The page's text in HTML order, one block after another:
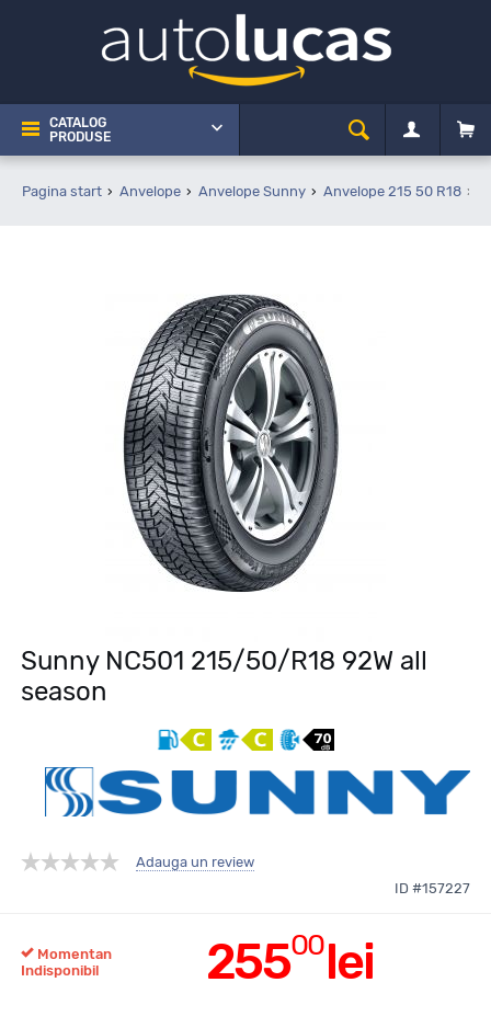
CATALOG
PRODUSE
Pagina start Anvelope Anvelope Sunny Anvelope 215 50 R18
Sunny NC501 215/50/R18 92W all
season
Adauga un review
ID #157227
25500lei
Momentan
Indisponibil